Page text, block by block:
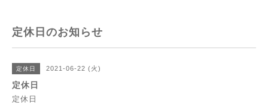
定休日のお知らせ
定休日 2021-06-22 (火)
定休日
定休日